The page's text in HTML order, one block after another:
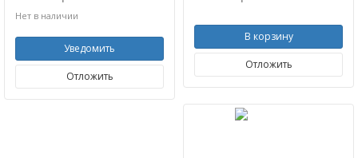
Нет в наличии
Уведомить
Отложить
В корзину
Отложить